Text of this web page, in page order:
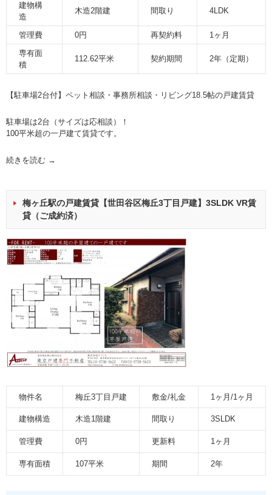
建物構
造
木造2階建 間取り 4LDK
管理費 0円 再契約料
1ヶ月
専有面
積
112.62平米 契約期間 2年（定期）
【駐車場2台付】ペット相談・事務所相談・リビング18.5帖の戸建賃貸
駐車場は2台（サイズは応相談）！
100平米超の一戸建て賃貸です。
続きを読む →
梅ヶ丘駅の戸建賃貸【世田谷区梅丘3丁目戸建】3SLDK VR賃
貸（ご成約済）
物件名 梅丘3丁目戸建 敷金/礼金 1ヶ月/1ヶ月
建物構造 木造1階建 間取り 3SLDK
管理費 0円 更新料 1ヶ月
専有面積 107平米 期間 2年